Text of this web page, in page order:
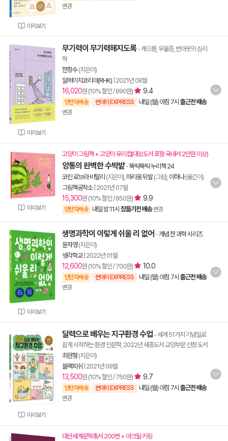
미리보기
변경
미리보기
무기력이 무기력해지도록- 게으름, 우울증, 번아웃의 심리
학
한창수(지은이)
알에이치코리아(RHK) 2021년 08월
16,020원 (10% 할인 / 890원) 9.4
양탄자배송 썬데이 EXPRESS 내일 (월) 아침 7시 출근전 배송
변경
미리보기
고양이 그림책 + 고양이 유리컵(대상도서 포함 국내서 2만원 이상)
앙통의 완벽한 수박밭-뚝딱뚝딱 누리책 24
코린 로브라 비탈리 (지은이), 마리옹 뒤발(그림), 이하나(옮긴이)
그림책공작소| 2021년 07월
15,300원 (10% 할인 / 850원) 9.9
양탄자배송 내일 밤 11시 잠들기전 배송 변경
미리보기
생명과학이 이렇게 쉬울 리 없어 -개념 찬 과학 시리즈
윤자영(지은이)
생각학교| 2022년 01월
12,600원 (10% 할인 / 700원) 10.0
양탄자배송 썬데이 EXPRESS 내일 (월) 아침 7시 출근전 배송
변경
미리보기
달력으로 배우는 지구환경 수업 - 세계 51가지 기념일로
쉽게 시작하는 환경 인문학, 2022년 세종도서 교양부문 선정 도서
최원형 (지은이)
블랙피쉬 2021년 09월
13,500원 (10% 할인 / 750원) 9.7
양탄자배송 썬데이 EXPRESS 내일 (월) 아침 7시 출근전 배송
변경
대산세계문학총서 200번 + 아크릴 키링